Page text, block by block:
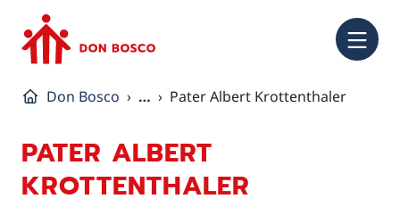
Don Bosco … Pater Albert Krottenthaler
PATER ALBERT
KROTTENTHALER